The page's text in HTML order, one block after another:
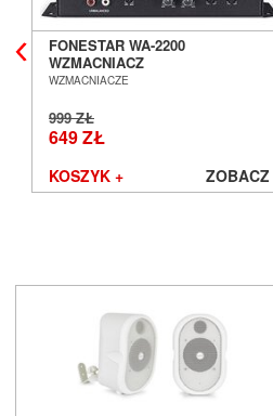
Avantgarde Acoustic
AVM
Ayon Audio
Bang & Olufsen
BenQ
Beyerdynamic
Blok
Burson
Cambridge Audio
FONESTAR WA-2200
WZMACNIACZ
STEREOFONICZNY OFERTA
WROCŁAW
WZMACNIACZE
999 ZŁ
649 ZŁ
KOSZYK + ZOBACZ